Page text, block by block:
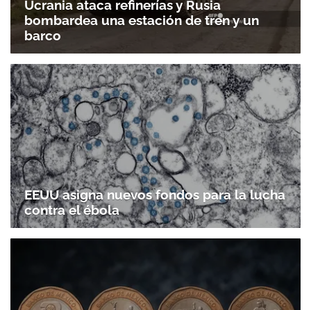
Ucrania ataca refinerías y Rusia
bombardea una estación de tren y un
barco
EEUU asigna nuevos fondos para la lucha
contra el ébola